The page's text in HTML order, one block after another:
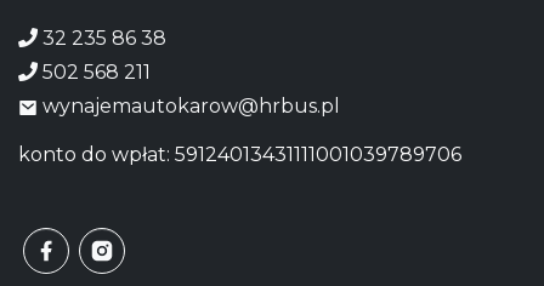
32 235 86 38
502 568 211
wynajemautokarow@hrbus.pl
konto do wpłat: 59124013431111001039789706